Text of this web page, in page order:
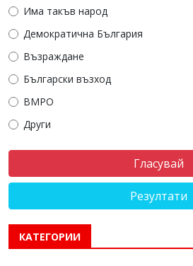
Има такъв народ
Демократична България
Възраждане
Български възход
ВМРО
Други
Резултати
КАТЕГОРИИ